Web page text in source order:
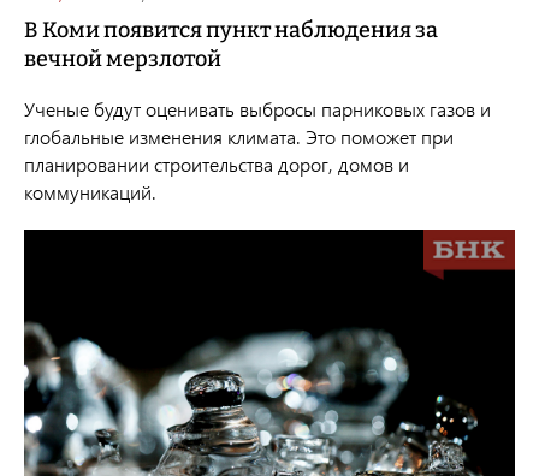
В Коми появится пункт наблюдения за
вечной мерзлотой
Ученые будут оценивать выбросы парниковых газов и
глобальные изменения климата. Это поможет при
планировании строительства дорог, домов и
коммуникаций.